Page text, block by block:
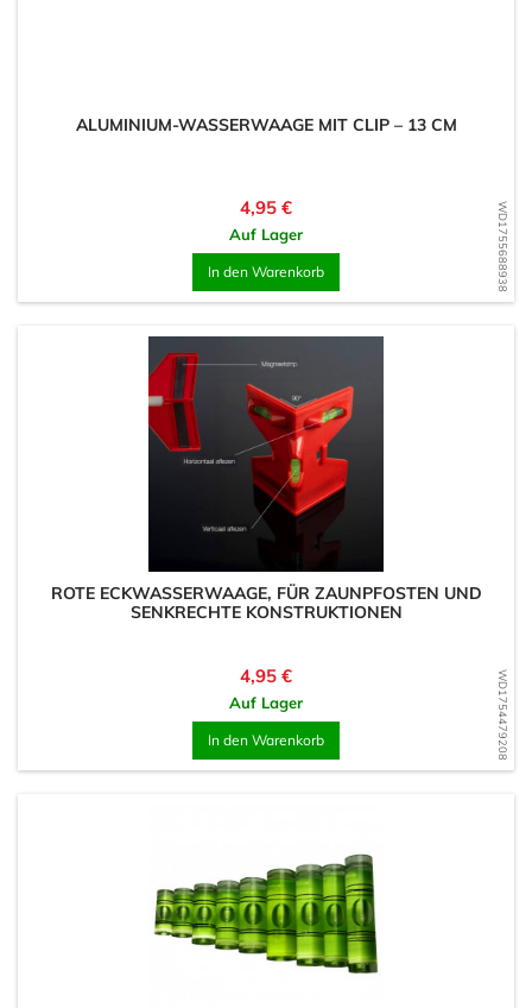
WD1755688938
ALUMINIUM-WASSERWAAGE MIT CLIP – 13 CM
Preis
4,95 €
Auf Lager
In den Warenkorb
WD1754479208
ROTE ECKWASSERWAAGE, FÜR ZAUNPFOSTEN UND
SENKRECHTE KONSTRUKTIONEN
Preis
4,95 €
Auf Lager
In den Warenkorb